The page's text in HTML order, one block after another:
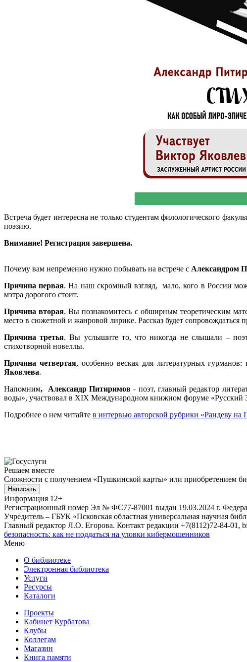
Встреча будет интересна не только студентам филологического
поэзию.
Внимание! Регистрация завершена.
Почему вам непременно нужно побывать на встрече с Александром
Причина первая. На наш скромный взгляд, мало, кого в России
мэтра дорогого стоит.
Причина вторая. Вы познакомитесь с обширным теоретическим
место в сюжетной и жанровой лирике. Рассказ будет сопровождаться
Причина третья. Вы услышите то, что никогда не слышали – поэт
стихотворной новеллы.
Причина четвертая, особенно веская для литературных
Яковлева.
Напомним, Александр Питиримов - поэт, главный редактор
воды», участвовал в XIX Международном книжном форуме «Русский
Подробнее о нем читайте в интервью авторской рубрики «Рандеву
Решаем вместе
Сложности с получением «Пушкинской карты» или приобретением
Написать
Информация 12+
Регистрационный номер Эл № ФС77-87001 выдан 19.03.2024 г.
Учредитель – ГБУК «Псковская областная универсальная научная
Главный редактор Л.О. Егорова. Контакт редакции +7(8112)72-84-01,
безопасность: как не поддаться на уловки кибермошенников
Меню
О библиотеке
Электронная библиотека
Услуги
Ресурсы
Каталоги
Проекты
Кабинет Курбатова
Клубы
Коллегам
Магазин
Книга памяти